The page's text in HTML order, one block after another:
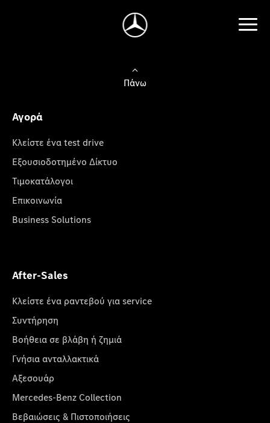
Πάνω
Αγορά
Κλείστε ένα test drive
Εξουσιοδοτημένο Δίκτυο
Τιμοκατάλογοι
Επικοινωνία
Business Solutions
After-Sales
Κλείστε ένα ραντεβού για service
Συντήρηση
Βοήθεια σε βλάβη ή ζημιά
Γνήσια ανταλλακτικά
Αξεσουάρ
Mercedes-Benz Collection
Βεβαιώσεις & Πιστοποιήσεις